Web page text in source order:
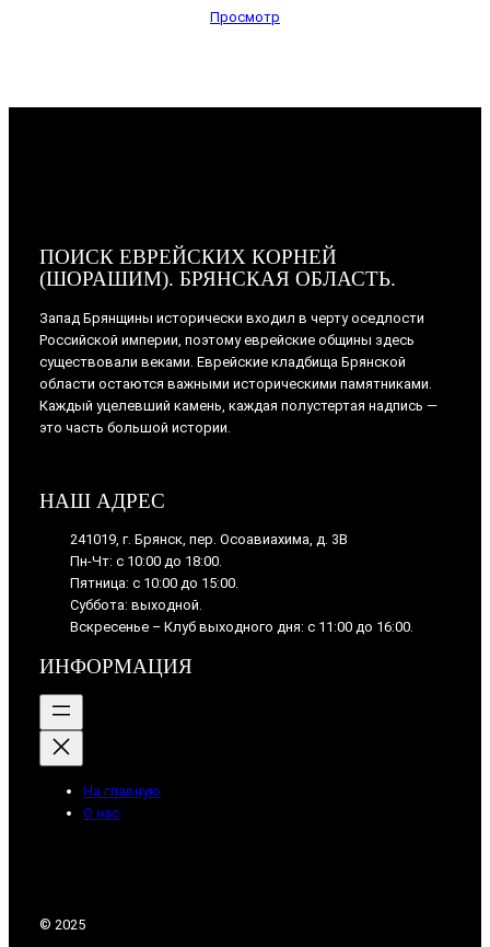
Просмотр
ПОИСК ЕВРЕЙСКИХ КОРНЕЙ
(ШОРАШИМ). БРЯНСКАЯ ОБЛАСТЬ.
Запад Брянщины исторически входил в черту оседлости
Российской империи, поэтому еврейские общины здесь
существовали веками. Еврейские кладбища Брянской
области остаются важными историческими памятниками.
Каждый уцелевший камень, каждая полустертая надпись —
это часть большой истории.
НАШ АДРЕС
241019, г. Брянск, пер. Осоавиахима, д. 3В
Пн-Чт: с 10:00 до 18:00.
Пятница: с 10:00 до 15:00.
Суббота: выходной.
Вскресенье – Клуб выходного дня: с 11:00 до 16:00.
ИНФОРМАЦИЯ
На главную
О нас
© 2025